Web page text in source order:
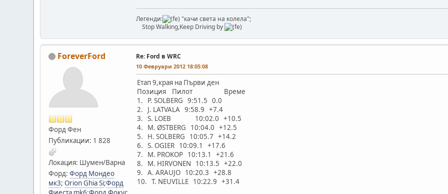
Легенди:
"качи света на колела";
Stop Walking,Keep Driving by
ForeverFord
Форд Фен
Публикации: 1 828
Локация: Шумен/Варна
Форд:Форд Мондео
мк3;Orion Ghia Si;Форд
Re: Ford в WRC
10 Февруари 2012 18:05:08
Етап 9,края на Първи ден
Позиция Пилот Време
1. P. SOLBERG 9:51.5 0.0
2. J. LATVALA 9:58.9 +7.4
3. S. LOEB 10:02.0 +10.5
4. M. ØSTBERG 10:04.0 +12.5
5. H. SOLBERG 10:05.7 +14.2
6. S. OGIER 10:09.1 +17.6
7. M. PROKOP 10:13.1 +21.6
8. M. HIRVONEN 10:13.5 +22.0
9. A. ARAUJO 10:20.3 +28.8
10. T. NEUVILLE 10:22.9 +31.4